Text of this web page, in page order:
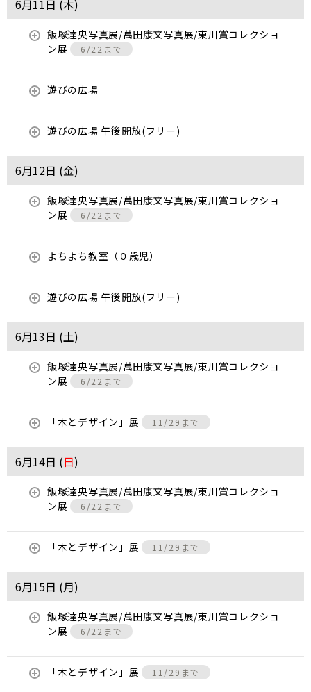
6月11日 (木)
飯塚達央写真展/萬田康文写真展/東川賞コレクショ
ン展
6/22まで
遊びの広場
遊びの広場 午後開放(フリー)
6月12日 (金)
飯塚達央写真展/萬田康文写真展/東川賞コレクショ
ン展
6/22まで
よちよち教室（０歳児）
遊びの広場 午後開放(フリー)
6月13日 (土)
飯塚達央写真展/萬田康文写真展/東川賞コレクショ
ン展
6/22まで
「木とデザイン」展 11/29まで
6月14日 (日)
飯塚達央写真展/萬田康文写真展/東川賞コレクショ
ン展
6/22まで
「木とデザイン」展 11/29まで
6月15日 (月)
飯塚達央写真展/萬田康文写真展/東川賞コレクショ
ン展
6/22まで
「木とデザイン」展 11/29まで